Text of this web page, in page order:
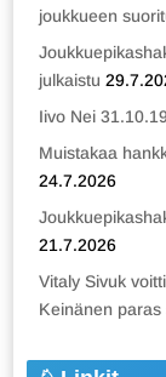
joukkueen
julkaistu
Iivo Nei
Muistakaa
24.7.2026
21.7.2026
Vitaly Sivuk
Keinänen paras